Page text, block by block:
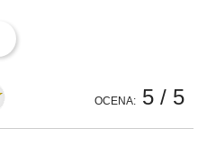
OCENA: 5 / 5